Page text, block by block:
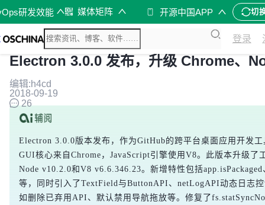
研发效能 媒体矩阵 开源中国APP 切
登录
Electron 3.0.0 发布，升级 Chrome、
编辑:h4cd
2018-09-19
26
Electron 3.0.0版本发布，作为GitHub的跨平台桌面应用开发
GUI核心来自Chrome，JavaScript引擎使用V8。此版本升级
Node v10.2.0和V8 v6.6.346.23。新增特性包括
等，同时引入了TextField与ButtonAPI、netLogAPI动态日志
如删除已弃用API、默认禁用导航拖放等。修复了